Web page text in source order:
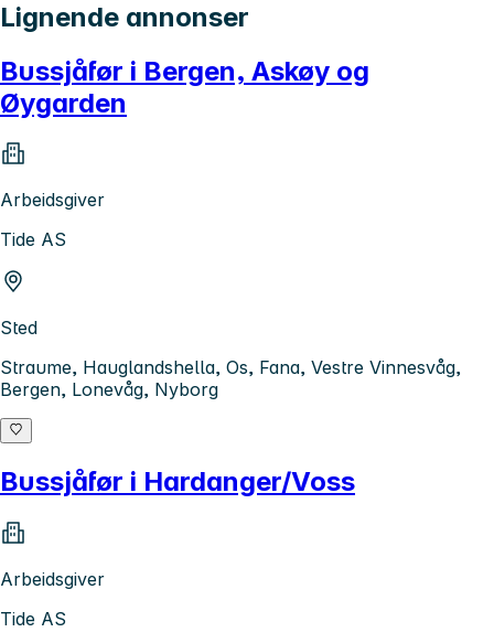
Lignende annonser
Bussjåfør i Bergen, Askøy og
Øygarden
Arbeidsgiver
Tide AS
Sted
Straume, Hauglandshella, Os, Fana, Vestre Vinnesvåg,
Bergen, Lonevåg, Nyborg
Bussjåfør i Hardanger/Voss
Arbeidsgiver
Tide AS